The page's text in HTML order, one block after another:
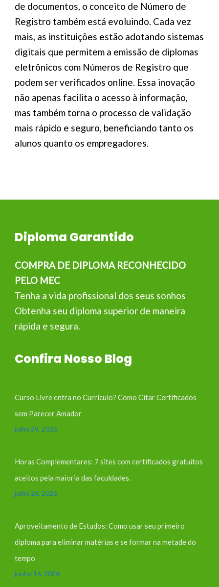
de documentos, o conceito de Número de
Registro também está evoluindo. Cada vez
mais, as instituições estão adotando sistemas
digitais que permitem a emissão de diplomas
eletrônicos com Números de Registro que
podem ser verificados online. Essa inovação
não apenas facilita o acesso à informação,
mas também torna o processo de validação
mais rápido e seguro, beneficiando tanto os
alunos quanto os empregadores.
Diploma Garantido
COMPRA DE DIPLOMA RECONHECIDO
PELO MEC
Tenha a vida profissional dos seus sonhos
Obtenha seu diploma superior de maneira
rápida e segura.
Confira Nosso Blog
Curso Livre entra no Currículo? Como Citar Certificados
sem Parecer Amador
julho 29, 2026
Horas Complementares: 7 sites com certificados gratuitos
aceitos pela maioria das faculdades.
julho 26, 2026
Aproveitamento de Estudos: Como usar seu primeiro
diploma para eliminar matérias e se formar na metade do
tempo
junho 16, 2026